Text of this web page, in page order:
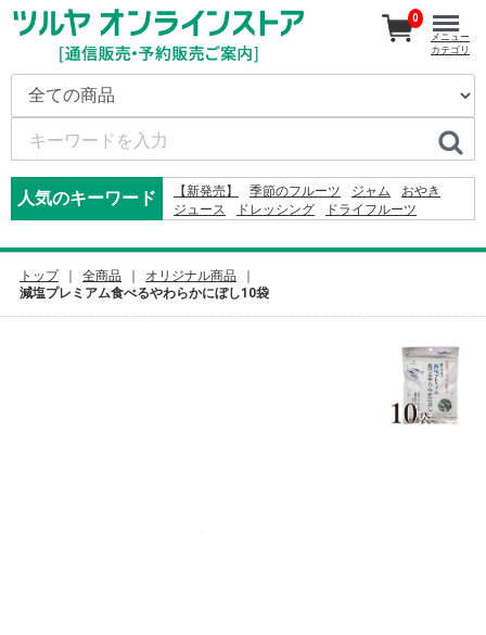
人気のキーワード 【新発売】 季節のフルーツ ジャム
おやき
ジュース
ドレッシング
ドライフルーツ
コーヒー
りんご りんごかりんとう 2027
2024
0
メニュー
カテゴリ
トップ 全商品
オリジナル商品
減塩プレミアム食べるやわらかにぼし10袋